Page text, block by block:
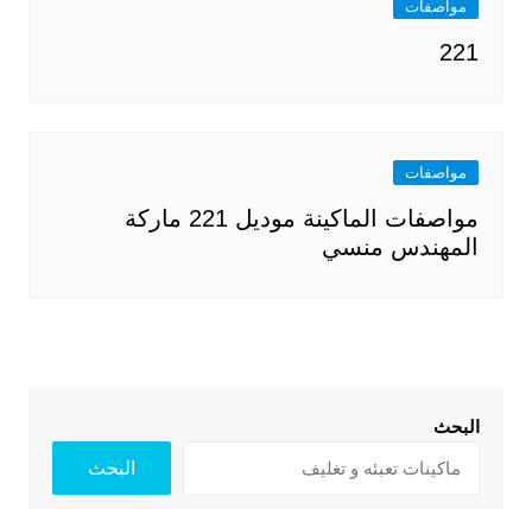
مواصفات
221
مواصفات
مواصفات الماكينة موديل 221 ماركة
المهندس منسي
البحث
البحث